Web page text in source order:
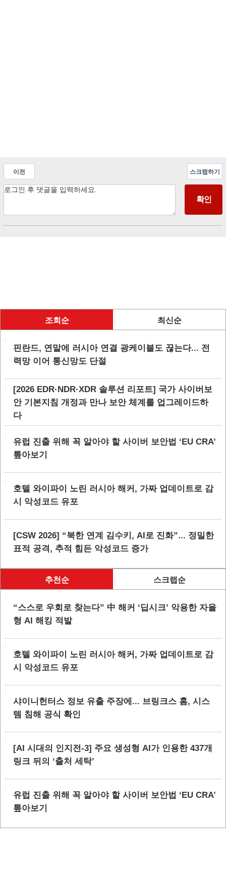
이전 스크랩하기
조회순 최신순
핀란드, 연말에 러시아 연결 광케이블도 끊는다... 전
력망 이어 통신망도 단절
[2026 EDR·NDR·XDR 솔루션 리포트] 국가 사이버보
안 기본지침 개정과 만나 보안 체계를 업그레이드하
다
유럽 진출 위해 꼭 알아야 할 사이버 보안법 ‘EU CRA’
톺아보기
호텔 와이파이 노린 러시아 해커, 가짜 업데이트로 감
시 악성코드 유포
[CSW 2026] “북한 연계 김수키, AI로 진화”... 정밀한
표적 공격, 추적 힘든 악성코드 증가
추천순 스크랩순
“스스로 우회로 찾는다” 中 해커 ‘딥시크’ 악용한 자율
형 AI 해킹 적발
호텔 와이파이 노린 러시아 해커, 가짜 업데이트로 감
시 악성코드 유포
샤이니헌터스 정보 유출 주장에... 브링크스 홈, 시스
템 침해 공식 확인
[AI 시대의 인지전-3] 주요 생성형 AI가 인용한 437개
링크 뒤의 ‘출처 세탁’
유럽 진출 위해 꼭 알아야 할 사이버 보안법 ‘EU CRA’
톺아보기